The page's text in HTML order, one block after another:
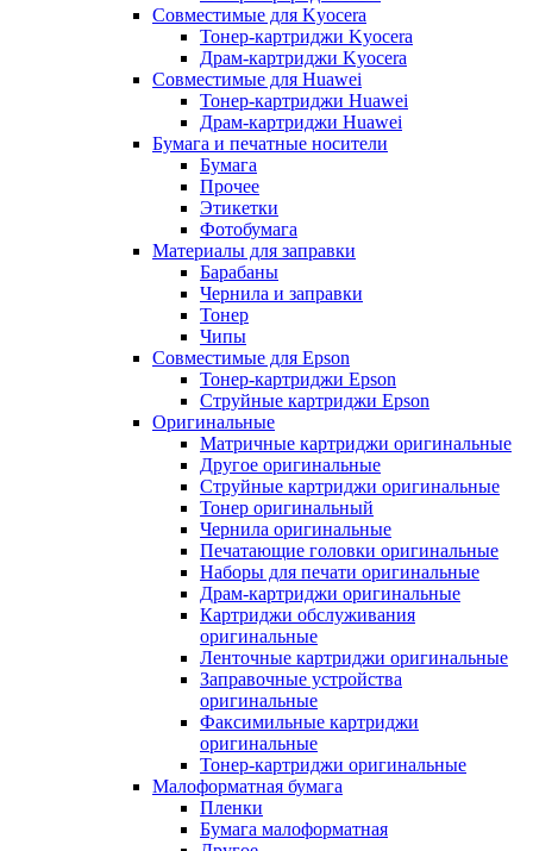
Совместимые для Kyocera
Тонер-картриджи Kyocera
Драм-картриджи Kyocera
Совместимые для Huawei
Тонер-картриджи Huawei
Драм-картриджи Huawei
Бумага и печатные носители
Бумага
Прочее
Этикетки
Фотобумага
Материалы для заправки
Барабаны
Чернила и заправки
Тонер
Чипы
Совместимые для Epson
Тонер-картриджи Epson
Струйные картриджи Epson
Оригинальные
Матричные картриджи оригинальные
Другое оригинальные
Струйные картриджи оригинальные
Тонер оригинальный
Чернила оригинальные
Печатающие головки оригинальные
Наборы для печати оригинальные
Драм-картриджи оригинальные
Картриджи обслуживания
оригинальные
Ленточные картриджи оригинальные
Заправочные устройства
оригинальные
Факсимильные картриджи
оригинальные
Тонер-картриджи оригинальные
Малоформатная бумага
Пленки
Бумага малоформатная